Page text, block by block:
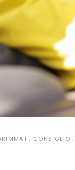
CONSIGLIO